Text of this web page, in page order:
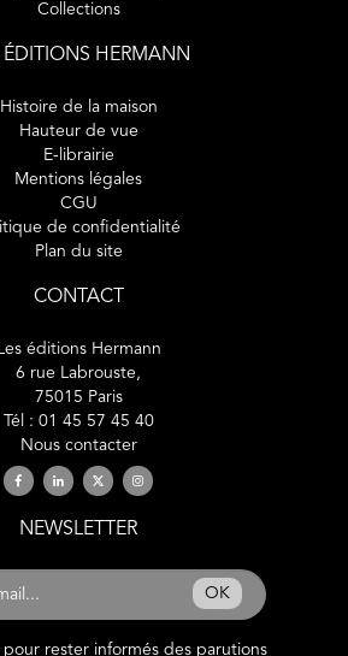
Collections
ÉDITIONS HERMANN
Histoire de la maison
Hauteur de vue
E-librairie
Mentions légales
CGU
de confidentialité
Plan du site
CONTACT
Les éditions Hermann
6 rue Labrouste,
75015 Paris
Tél : 01 45 57 45 40
Nous contacter
NEWSLETTER
OK
rester informés des parutions